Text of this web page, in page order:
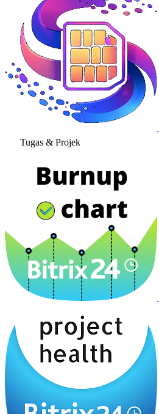
Tugas & Projek